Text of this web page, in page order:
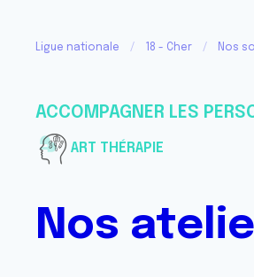
Ligue nationale 18 - Cher Nos
ACCOMPAGNER LES
ART THÉRAPIE
Nos